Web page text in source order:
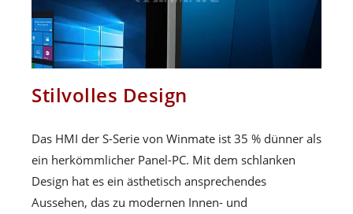
Stilvolles Design
Das HMI der S-Serie von Winmate ist 35 % dünner als
ein herkömmlicher Panel-PC. Mit dem schlanken
Design hat es ein ästhetisch ansprechendes
Aussehen, das zu modernen Innen- und